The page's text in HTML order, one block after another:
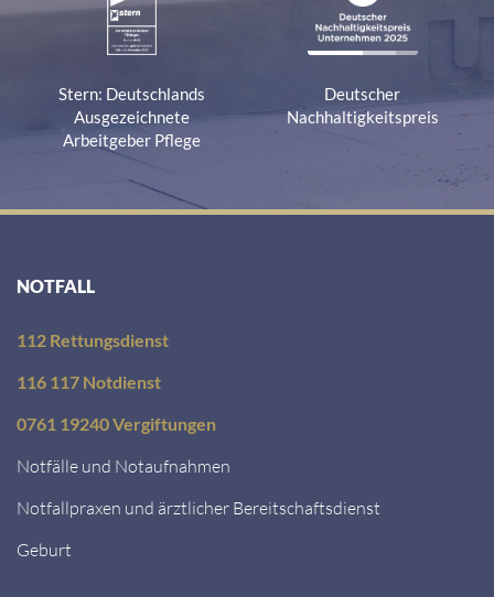
Stern: Deutschlands
Ausgezeichnete
Arbeitgeber Pflege
Deutscher
Nachhaltigkeitspreis
NOTFALL
112 Rettungsdienst
116 117 Notdienst
0761 19240 Vergiftungen
Notfälle und Notaufnahmen
Notfallpraxen und ärztlicher Bereitschaftsdienst
Geburt